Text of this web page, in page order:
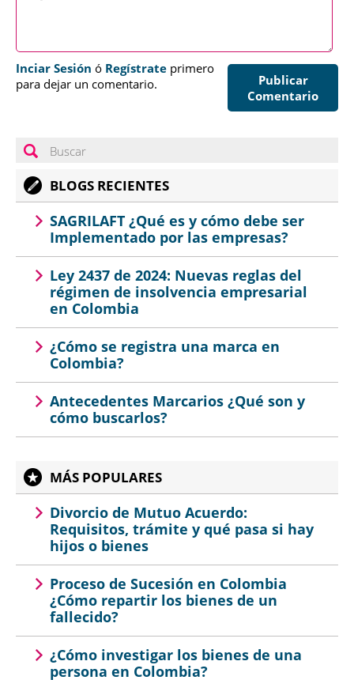
Publicar
Comentario
Inciar Sesión ó Regístrate primero
para dejar un comentario.
BLOGS RECIENTES
SAGRILAFT ¿Qué es y cómo debe ser
Implementado por las empresas?
Ley 2437 de 2024: Nuevas reglas del
régimen de insolvencia empresarial
en Colombia
¿Cómo se registra una marca en
Colombia?
Antecedentes Marcarios ¿Qué son y
cómo buscarlos?
MÁS POPULARES
Divorcio de Mutuo Acuerdo:
Requisitos, trámite y qué pasa si hay
hijos o bienes
Proceso de Sucesión en Colombia
¿Cómo repartir los bienes de un
fallecido?
¿Cómo investigar los bienes de una
persona en Colombia?